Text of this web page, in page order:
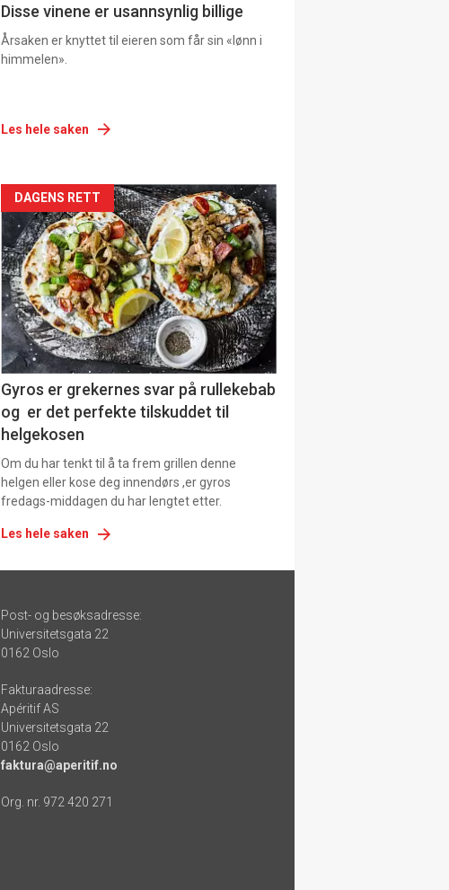
Disse vinene er usannsynlig billige
Årsaken er knyttet til eieren som får sin «lønn i
himmelen».
Les hele saken
Forsiden
akkurat
nå
-
6
DAGENS RETT
Gyros er grekernes svar på rullekebab
og er det perfekte tilskuddet til
helgekosen
Om du har tenkt til å ta frem grillen denne
helgen eller kose deg innendørs ,er gyros
fredags-middagen du har lengtet etter.
Les hele saken
Post- og besøksadresse:
Universitetsgata 22
0162 Oslo
Fakturaadresse:
Apéritif AS
Universitetsgata 22
0162 Oslo
faktura@aperitif.no
Org. nr. 972 420 271